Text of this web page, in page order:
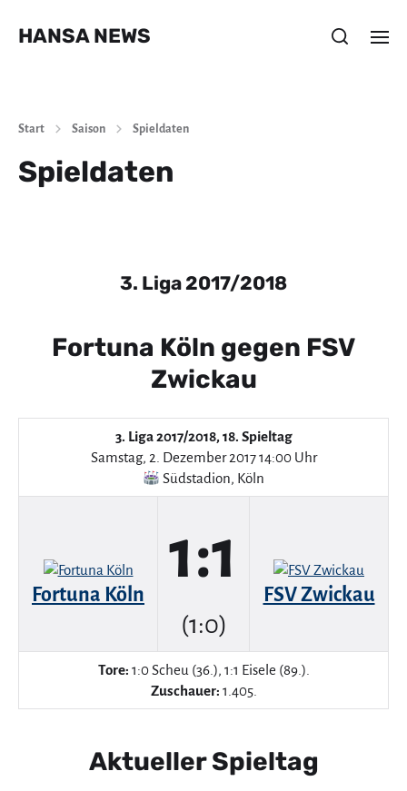
HANSA NEWS
Start Saison Spieldaten
Spieldaten
3. Liga 2017/2018
Fortuna Köln gegen FSV
Zwickau
3. Liga 2017/2018, 18. Spieltag
Samstag, 2. Dezember 2017 14:00 Uhr
Südstadion, Köln
Fortuna Köln
1:1
(1:0)
FSV Zwickau
Tore: 1:0 Scheu (36.), 1:1 Eisele (89.).
Zuschauer: 1.405.
Aktueller Spieltag